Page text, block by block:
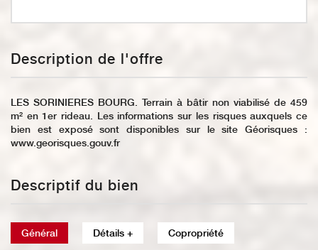
Description de l'offre
LES SORINIERES BOURG. Terrain à bâtir non viabilisé de 459
m² en 1er rideau. Les informations sur les risques auxquels ce
bien est exposé sont disponibles sur le site Géorisques :
www.georisques.gouv.fr
Descriptif du bien
Général Détails + Copropriété